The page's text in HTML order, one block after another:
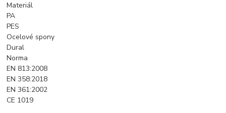
Materiál
PA
PES
Ocelové spony
Dural
Norma
EN 813:2008
EN 358:2018
EN 361:2002
CE 1019